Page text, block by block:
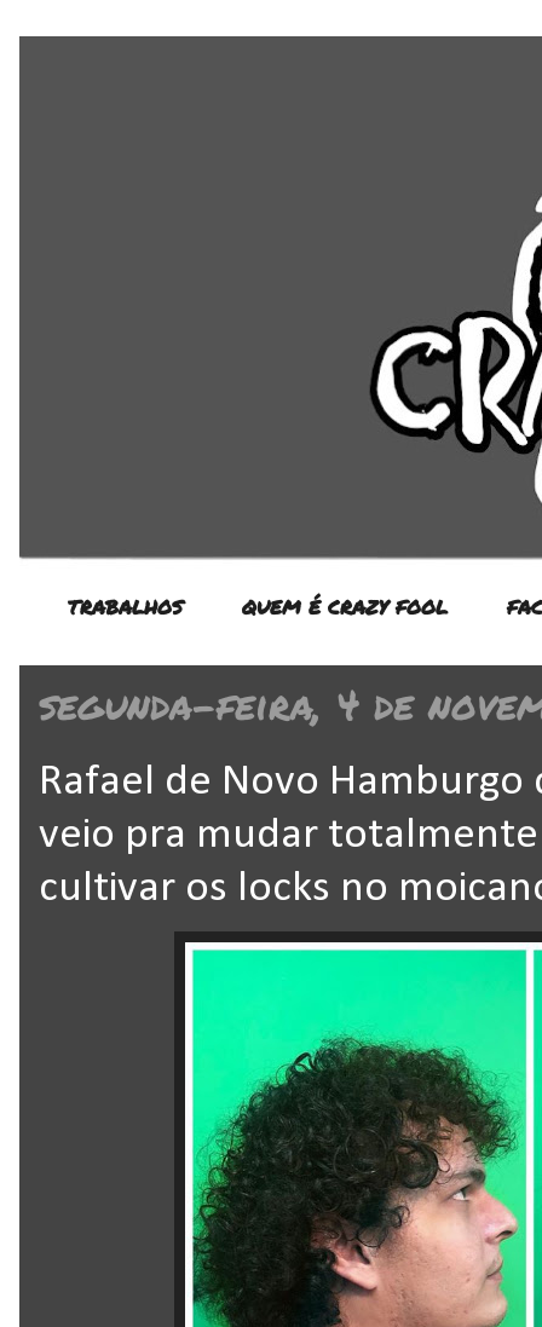
TRABALHOS QUEM É CRAZY FOOL
segunda-feira, 4 de
Rafael de Novo
veio pra mudar totalmente
cultivar os locks no